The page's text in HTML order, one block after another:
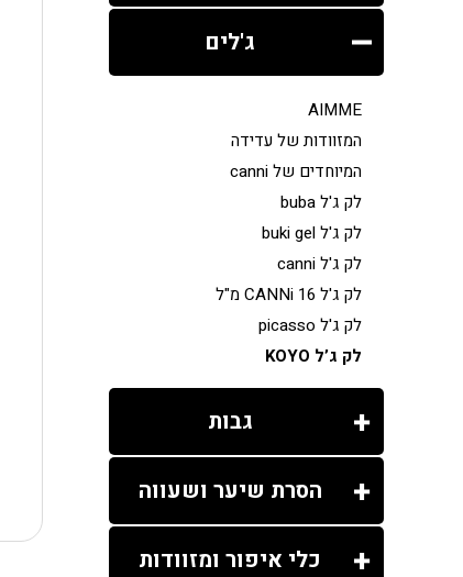
ג'לים
AIMME
המזוודות של עדידה
המיוחדים של canni
לק ג'ל buba
לק ג'ל buki gel
לק ג'ל canni
לק ג'ל CANNi 16 מ"ל
לק ג'ל picasso
לק ג’ל KOYO
גבות
הסרת שיער ושעווה
כלי איפור ומזוודות